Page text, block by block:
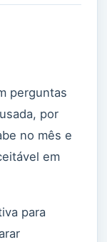
perguntas
por
no mês e
em
para